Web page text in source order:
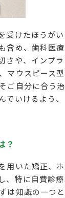
受けたほうがい
含め、歯科医療
さや、インプラ
マウスピース型
ご自分に合う治
いけるよう、
？
用いた矯正、ホ
、特に自費診療
は知識の一つと